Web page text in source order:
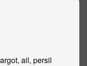
ail, persil